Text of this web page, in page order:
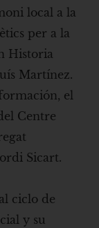
local a la
per a la
Historia
Martínez.
el
Centre
Sicart.
ciclo de
y su